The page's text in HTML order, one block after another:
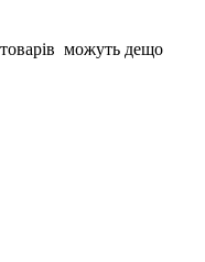
товарів можуть дещо